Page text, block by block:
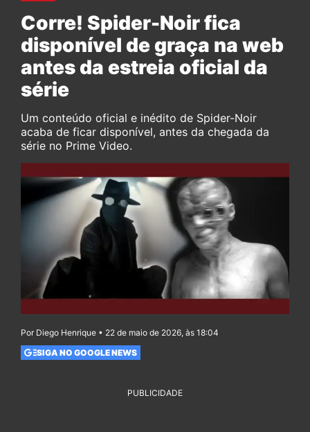
Corre! Spider-Noir fica
disponível de graça na web
antes da estreia oficial da
série
Um conteúdo oficial e inédito de Spider-Noir
acaba de ficar disponível, antes da chegada da
série no Prime Video.
Por Diego Henrique • 22 de maio de 2026, às 18:04
SIGA NO GOOGLE NEWS
PUBLICIDADE